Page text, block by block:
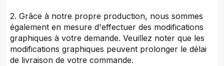
2. Grâce à notre propre production, nous sommes
également en mesure d'effectuer des modifications
graphiques à votre demande. Veuillez noter que les
modifications graphiques peuvent prolonger le délai
de livraison de votre commande.